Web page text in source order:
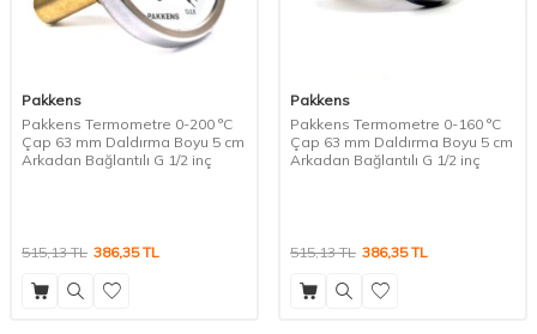
Pakkens
Pakkens Termometre 0-200 °C
Çap 63 mm Daldırma Boyu 5 cm
Arkadan Bağlantılı G 1/2 inç
515,13TL 386,35TL
Pakkens
Pakkens Termometre 0-160 °C
Çap 63 mm Daldırma Boyu 5 cm
Arkadan Bağlantılı G 1/2 inç
515,13TL 386,35TL